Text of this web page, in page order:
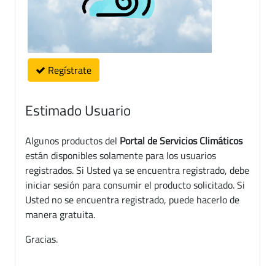
Regístrate
Estimado Usuario
Algunos productos del Portal de Servicios Climáticos
están disponibles solamente para los usuarios
registrados. Si Usted ya se encuentra registrado, debe
iniciar sesión para consumir el producto solicitado. Si
Usted no se encuentra registrado, puede hacerlo de
manera gratuita.
Gracias.